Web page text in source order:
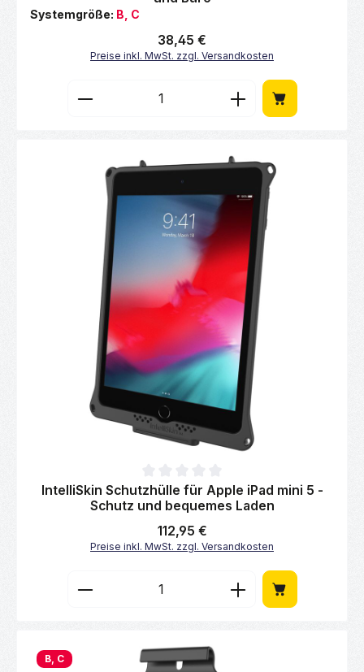
Systemgröße: B, C
Regulärer Preis:
38,45 €
Preise inkl. MwSt. zzgl. Versandkosten
Produkt Anzahl: Gib den gewünschten
Durchschnittliche Bewertung von 0 von 5 Sternen
IntelliSkin Schutzhülle für Apple iPad mini 5 -
Schutz und bequemes Laden
Regulärer Preis:
112,95 €
Preise inkl. MwSt. zzgl. Versandkosten
Produkt Anzahl: Gib den gewünschten
B, C